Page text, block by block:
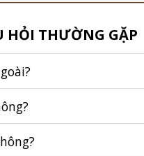
HỎI THƯỜNG GẶP